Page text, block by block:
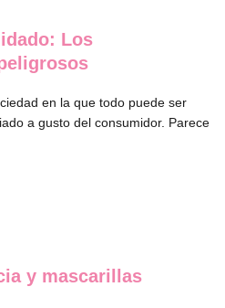
Los
en la que todo puede ser
a gusto del consumidor. Parece
y mascarillas